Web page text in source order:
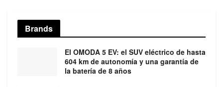
Brands
El OMODA 5 EV: el SUV eléctrico de hasta
604 km de autonomía y una garantía de
la batería de 8 años